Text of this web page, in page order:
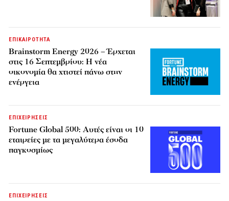
ΕΠΙΚΑΙΡΟΤΗΤΑ
Brainstorm Energy 2026 – Έρχεται
στις 16 Σεπτεμβρίου: Η νέα
οικονομία θα χτιστεί πάνω στην
ενέργεια
ΕΠΙΧΕΙΡΗΣΕΙΣ
Fortune Global 500: Αυτές είναι οι 10
εταιρείες με τα μεγαλύτερα έσοδα
παγκοσμίως
ΕΠΙΧΕΙΡΗΣΕΙΣ